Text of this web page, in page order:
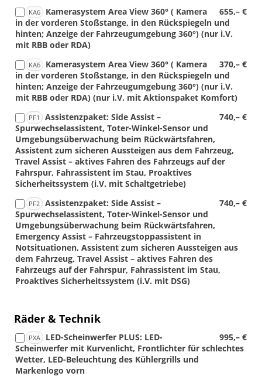
KA6 655,– €
Kamerasystem Area View 360° ( Kamera
in der vorderen Stoßstange, in den Rückspiegeln und
hinten; Anzeige der Fahrzeugumgebung 360°) (nur i.V.
mit RBB oder RDA)
KA6 370,– €
Kamerasystem Area View 360° ( Kamera
in der vorderen Stoßstange, in den Rückspiegeln und
hinten; Anzeige der Fahrzeugumgebung 360°) (nur i.V.
mit RBB oder RDA) (nur i.V. mit Aktionspaket Komfort)
PF1 740,– €
Assistenzpaket: Side Assist –
Spurwechselassistent, Toter-Winkel-Sensor und
Umgebungsüberwachung beim Rückwärtsfahren,
Assistent zum sicheren Aussteigen aus dem Fahrzeug,
Travel Assist – aktives Fahren des Fahrzeugs auf der
Fahrspur, Fahrassistent im Stau, Proaktives
Sicherheitssystem (i.V. mit Schaltgetriebe)
PF2 740,– €
Assistenzpaket: Side Assist –
Spurwechselassistent, Toter-Winkel-Sensor und
Umgebungsüberwachung beim Rückwärtsfahren,
Emergency Assist – Fahrzeugstoppassistent in
Notsituationen, Assistent zum sicheren Aussteigen aus
dem Fahrzeug, Travel Assist – aktives Fahren des
Fahrzeugs auf der Fahrspur, Fahrassistent im Stau,
Proaktives Sicherheitssystem (i.V. mit DSG)
Räder & Technik
PXA 995,– €
LED-Scheinwerfer PLUS: LED-
Scheinwerfer mit Kurvenlicht, Frontlichter für schlechtes
Wetter, LED-Beleuchtung des Kühlergrills und
Markenlogo vorn